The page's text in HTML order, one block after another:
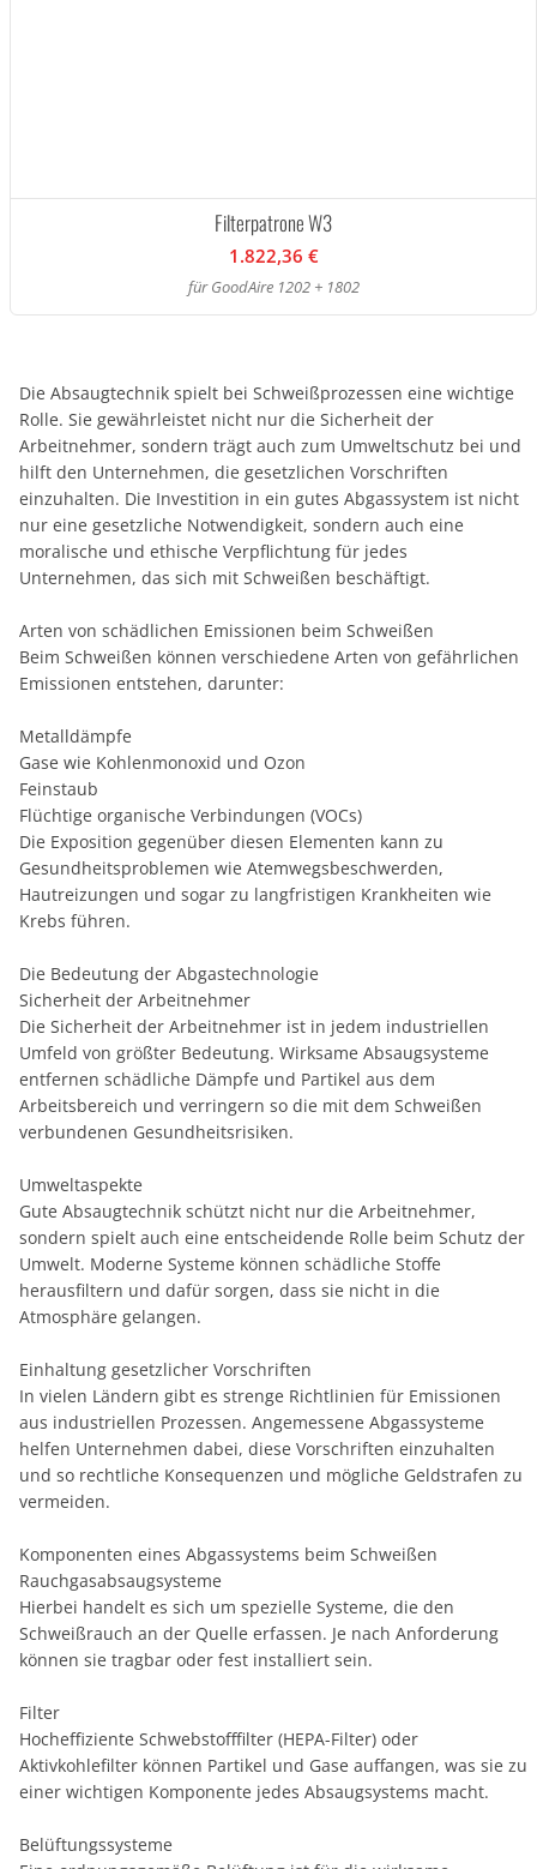
Filterpatrone W3
1.822,36 €
für GoodAire 1202 + 1802
Die Absaugtechnik spielt bei Schweißprozessen eine wichtige
Rolle. Sie gewährleistet nicht nur die Sicherheit der
Arbeitnehmer, sondern trägt auch zum Umweltschutz bei und
hilft den Unternehmen, die gesetzlichen Vorschriften
einzuhalten. Die Investition in ein gutes Abgassystem ist nicht
nur eine gesetzliche Notwendigkeit, sondern auch eine
moralische und ethische Verpflichtung für jedes
Unternehmen, das sich mit Schweißen beschäftigt.
Arten von schädlichen Emissionen beim Schweißen
Beim Schweißen können verschiedene Arten von gefährlichen
Emissionen entstehen, darunter:
Metalldämpfe
Gase wie Kohlenmonoxid und Ozon
Feinstaub
Flüchtige organische Verbindungen (VOCs)
Die Exposition gegenüber diesen Elementen kann zu
Gesundheitsproblemen wie Atemwegsbeschwerden,
Hautreizungen und sogar zu langfristigen Krankheiten wie
Krebs führen.
Die Bedeutung der Abgastechnologie
Sicherheit der Arbeitnehmer
Die Sicherheit der Arbeitnehmer ist in jedem industriellen
Umfeld von größter Bedeutung. Wirksame Absaugsysteme
entfernen schädliche Dämpfe und Partikel aus dem
Arbeitsbereich und verringern so die mit dem Schweißen
verbundenen Gesundheitsrisiken.
Umweltaspekte
Gute Absaugtechnik schützt nicht nur die Arbeitnehmer,
sondern spielt auch eine entscheidende Rolle beim Schutz der
Umwelt. Moderne Systeme können schädliche Stoffe
herausfiltern und dafür sorgen, dass sie nicht in die
Atmosphäre gelangen.
Einhaltung gesetzlicher Vorschriften
In vielen Ländern gibt es strenge Richtlinien für Emissionen
aus industriellen Prozessen. Angemessene Abgassysteme
helfen Unternehmen dabei, diese Vorschriften einzuhalten
und so rechtliche Konsequenzen und mögliche Geldstrafen zu
vermeiden.
Komponenten eines Abgassystems beim Schweißen
Rauchgasabsaugsysteme
Hierbei handelt es sich um spezielle Systeme, die den
Schweißrauch an der Quelle erfassen. Je nach Anforderung
können sie tragbar oder fest installiert sein.
Filter
Hocheffiziente Schwebstofffilter (HEPA-Filter) oder
Aktivkohlefilter können Partikel und Gase auffangen, was sie zu
einer wichtigen Komponente jedes Absaugsystems macht.
Belüftungssysteme